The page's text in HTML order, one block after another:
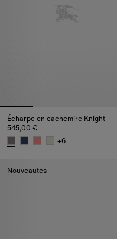
Écharpe en cachemire Knight
545,00 €
+6
Nouveautés